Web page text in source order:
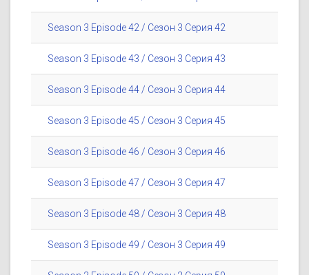
Season 3 Episode 42 / Сезон 3 Серия 42
Season 3 Episode 43 / Сезон 3 Серия 43
Season 3 Episode 44 / Сезон 3 Серия 44
Season 3 Episode 45 / Сезон 3 Серия 45
Season 3 Episode 46 / Сезон 3 Серия 46
Season 3 Episode 47 / Сезон 3 Серия 47
Season 3 Episode 48 / Сезон 3 Серия 48
Season 3 Episode 49 / Сезон 3 Серия 49